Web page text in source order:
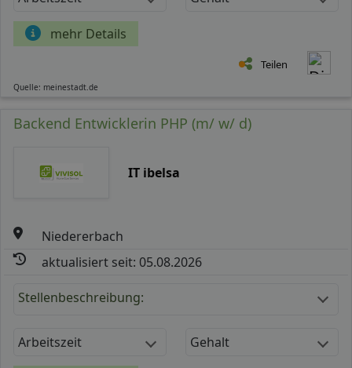
mehr Details
Teilen
Quelle: meinestadt.de
Backend Entwicklerin PHP (m/ w/ d)
IT ibelsa
Niedererbach
aktualisiert seit: 05.08.2026
Stellenbeschreibung:
Arbeitszeit Gehalt